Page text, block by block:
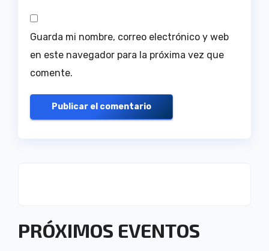
Guarda mi nombre, correo electrónico y web
en este navegador para la próxima vez que
comente.
PRÓXIMOS EVENTOS